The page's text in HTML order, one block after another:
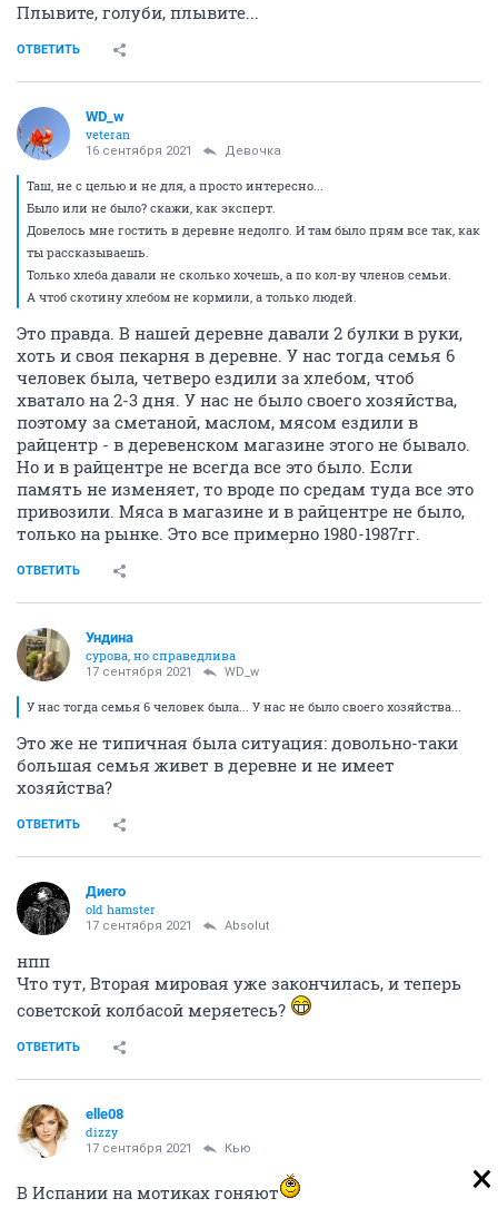
Плывите, голуби, плывите...
ОТВЕТИТЬ
WD_w
veteran
16 сентября 2021 Девочка
Таш, не с целью и не для, а просто интересно...
Было или не было? скажи, как эксперт.
Довелось мне гостить в деревне недолго. И там было прям все так, как
ты рассказываешь.
Только хлеба давали не сколько хочешь, а по кол-ву членов семьи.
А чтоб скотину хлебом не кормили, а только людей.
Это правда. В нашей деревне давали 2 булки в руки,
хоть и своя пекарня в деревне. У нас тогда семья 6
человек была, четверо ездили за хлебом, чтоб
хватало на 2-3 дня. У нас не было своего хозяйства,
поэтому за сметаной, маслом, мясом ездили в
райцентр - в деревенском магазине этого не бывало.
Но и в райцентре не всегда все это было. Если
память не изменяет, то вроде по средам туда все это
привозили. Мяса в магазине и в райцентре не было,
только на рынке. Это все примерно 1980-1987гг.
ОТВЕТИТЬ
Ундинa
сурова, но справедлива
17 сентября 2021 WD_w
У нас тогда семья 6 человек была... У нас не было своего хозяйства...
Это же не типичная была ситуация: довольно-таки
большая семья живет в деревне и не имеет
хозяйства?
ОТВЕТИТЬ
Диего
old hamster
17 сентября 2021 Absolut
нпп
Что тут, Вторая мировая уже закончилась, и теперь
советской колбасой меряетесь?
ОТВЕТИТЬ
elle08
dizzy
17 сентября 2021 Кью
В Испании на мотиках гоняют